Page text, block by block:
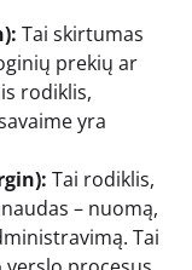
Tai skirtumas
prekių ar
rodiklis,
yra
Tai rodiklis,
– nuomą,
Tai